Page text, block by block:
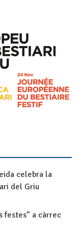
celebra la
del Griu
festes” a càrrec